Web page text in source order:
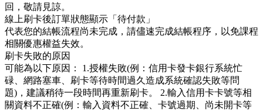
回，敬請見諒。
線上刷卡後訂單狀態顯示「待付款」
代表您的結帳流程尚未完成，請儘速完成結帳程序，以免課程
相關優惠權益失效。
刷卡失敗的原因
可能為以下原因： 1.授權失敗(例：信用卡發卡銀行系統忙
碌、網路塞車、刷卡等待時間過久造成系統確認失敗等問
題)，建議稍待一段時間再重新刷卡。 2.輸入信用卡卡號等相
關資料不正確(例：輸入資料不正確、卡號過期、尚未開卡等